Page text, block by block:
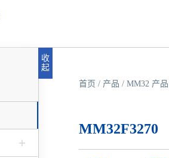
收
起
首页 / 产品 /MM32 产品
MM32F3270